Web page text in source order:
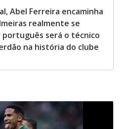
Abel Ferreira encaminha
realmente se
será o técnico
na história do clube